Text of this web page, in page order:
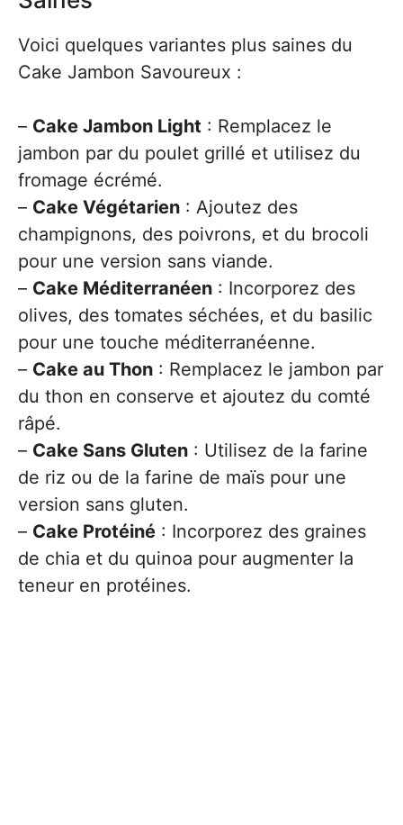
Voici quelques variantes plus saines du
Cake Jambon Savoureux :
– Cake Jambon Light : Remplacez le
jambon par du poulet grillé et utilisez du
fromage écrémé.
– Cake Végétarien : Ajoutez des
champignons, des poivrons, et du brocoli
pour une version sans viande.
– Cake Méditerranéen : Incorporez des
olives, des tomates séchées, et du basilic
pour une touche méditerranéenne.
– Cake au Thon : Remplacez le jambon par
du thon en conserve et ajoutez du comté
râpé.
– Cake Sans Gluten : Utilisez de la farine
de riz ou de la farine de maïs pour une
version sans gluten.
– Cake Protéiné : Incorporez des graines
de chia et du quinoa pour augmenter la
teneur en protéines.